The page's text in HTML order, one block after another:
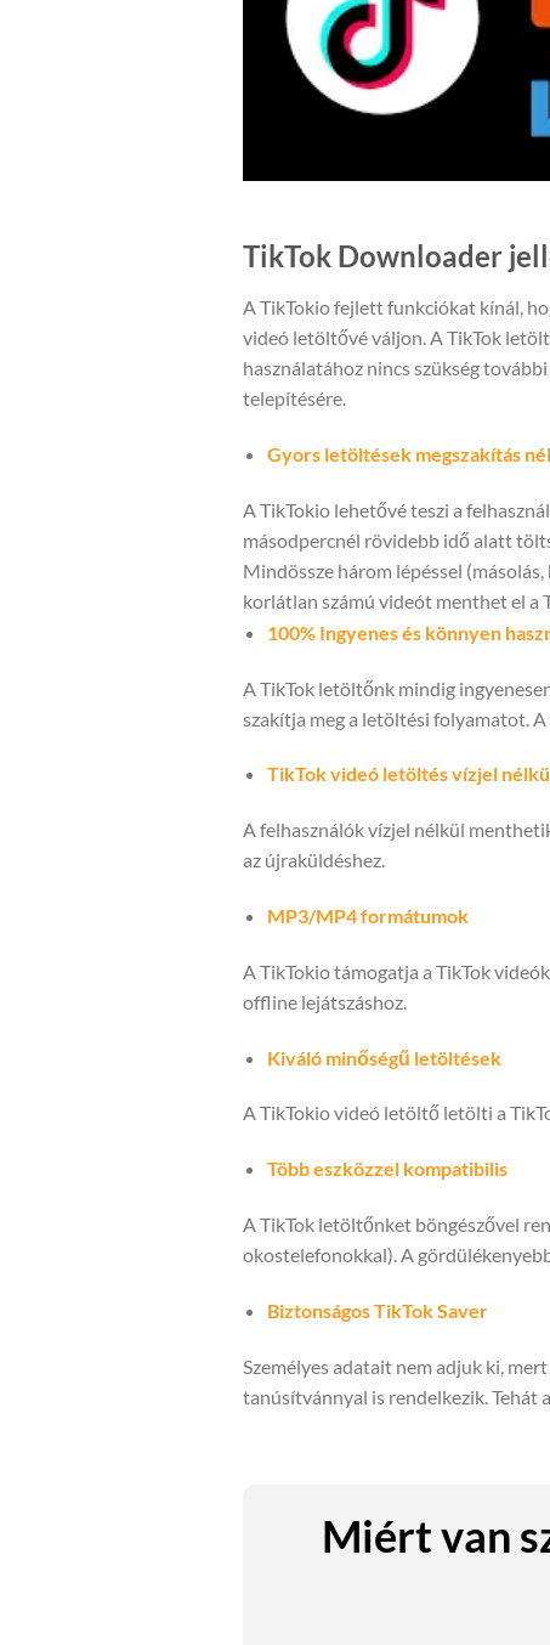
TikTok Downloader
A TikTokio fejlett funkciókat kínál,
videó letöltővé váljon. A TikTok
használatához nincs szükség
telepítésére.
Gyors letöltések megszakítás
A TikTokio lehetővé teszi a
másodpercnél rövidebb idő alatt
Mindössze három lépéssel
korlátlan számú videót menthet el a
100% Ingyenes és könnyen
A TikTok letöltőnk mindig
szakítja meg a letöltési folyamatot.
TikTok videó letöltés vízjel
A felhasználók vízjel nélkül
az újraküldéshez.
MP3/MP4 formátumok
A TikTokio támogatja a TikTok
offline lejátszáshoz.
Kiváló minőségű letöltések
A TikTokio videó letöltő letölti a
Több eszközzel kompatibilis
A TikTok letöltőnket böngészővel
okostelefonokkal). A
Biztonságos TikTok Saver
Személyes adatait nem adjuk ki,
tanúsítvánnyal is rendelkezik. Tehát
Miért van